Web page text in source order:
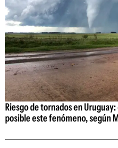
Riesgo de tornados en
posible este fenómeno, según